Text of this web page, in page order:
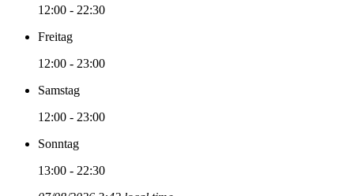
12:00 - 22:30
Freitag
12:00 - 23:00
Samstag
12:00 - 23:00
Sonntag
13:00 - 22:30